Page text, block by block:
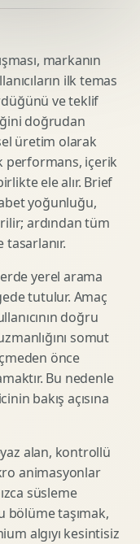
markanın
ilk temas
ve teklif
doğrudan
üretim olarak
performans, içerik
ele alır. Brief
yoğunluğu,
ardından tüm
tasarlanır.
yerel arama
tutulur. Amaç
doğru
somut
önce
Bu nedenle
bakış açısına
alan, kontrollü
animasyonlar
süsleme
bölüme taşımak,
algıyı kesintisiz